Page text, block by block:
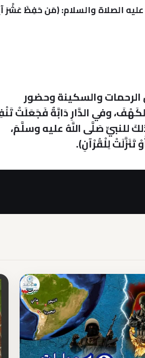
الصلاة والسلام: (مَن حَفِظَ عَشْرَ
الرحمات والسكينة وحضور
وفي الدَّارِ دَابَّةٌ فَجَعَلَتْ
للنبيِّ صَلَّى اللَّهُ عليه وسلَّمَ،
تَنَزَّلَتْ لِلْقُرْآنِ).